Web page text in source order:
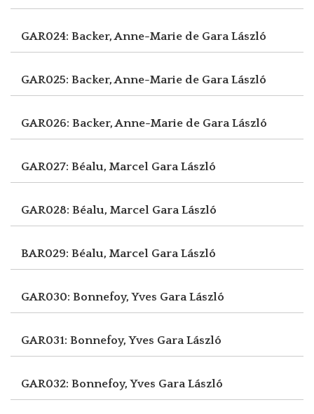
GAR024: Backer, Anne-Marie de Gara László
GAR025: Backer, Anne-Marie de Gara László
GAR026: Backer, Anne-Marie de Gara László
GAR027: Béalu, Marcel Gara László
GAR028: Béalu, Marcel Gara László
BAR029: Béalu, Marcel Gara László
GAR030: Bonnefoy, Yves Gara László
GAR031: Bonnefoy, Yves Gara László
GAR032: Bonnefoy, Yves Gara László